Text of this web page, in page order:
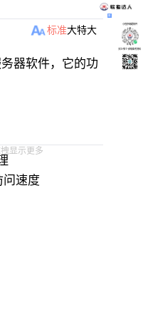
标准大特大
器软件，它的功
显示更多
问速度
小程序刷题软件
关注“柴丁”获取备考资料